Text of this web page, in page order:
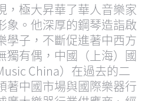
，極大昇華了華人音樂家
象。他深厚的鋼琴造詣啟
學子，不斷促進著中西方
獨有偶，中國（上海）國
China）在過去的二
著中國市場與國際樂器行